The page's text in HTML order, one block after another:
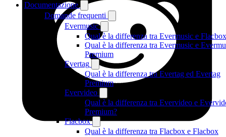
Documentazione
Domande frequenti
Evermusic
Qual è la differenza tra Evermusic e Flacbox
Qual è la differenza tra Evermusic e
Premium
Evertag
Qual è la differenza tra Evertag ed Evertag
Premium
Evervideo
Qual è la differenza tra Evervideo e
Premium?
Flacbox
Qual è la differenza tra Flacbox e Flacbox